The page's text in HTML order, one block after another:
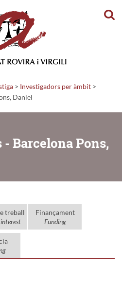
> Investigadors per àmbit >
Daniel
- Barcelona Pons,
treball
Finançament
Funding